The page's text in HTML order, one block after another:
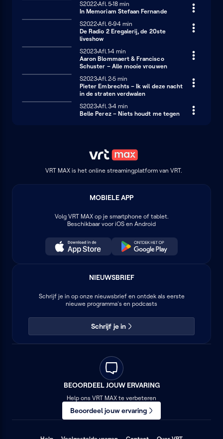
Seizoen 2022
S2022Afl.518 minuten
18 min
In Memoriam Stefaan Fernande
Seizoen 2022
S2022Afl.6 94 minuten
94 min
De Radio 2 Eregalerij, de 20ste
liveshow
Seizoen 2023
S2023Afl.14 minuten
4 min
Aaron Blommaert & Francisco
Schuster – Alle mooie vrouwen
Seizoen 2023
S2023Afl.25 minuten
5 min
Pieter Embrechts – Ik wil deze nacht
in de straten verdwalen
Seizoen 2023
S2023Afl.34 minuten
4 min
Belle Perez – Niets houdt me tegen
VRT MAX is het online streamingplatform van VRT.
MOBIELE APP
Volg VRT MAXop je smartphone of tablet.
Beschikbaar voor iOS en Android
NIEUWSBRIEF
Schrijf je in op onze nieuwsbrief en ontdek als eerste
nieuwe programma's en podcasts
Schrijf je in
BEOORDEEL JOUW ERVARING
Help ons VRT MAX te verbeteren
Beoordeel jouw ervaring
(opent (opent